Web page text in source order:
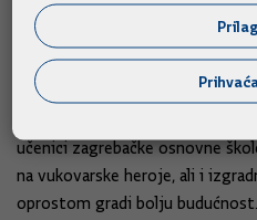
18. studenoga 2015., Vlada
društvenim mrežama
snimku učenika osmog razreda
Kršnjavoga u kojoj
učenici
učenici zagrebačke osnovne
na vukovarske heroje, ali i
oprostom gradi bolju